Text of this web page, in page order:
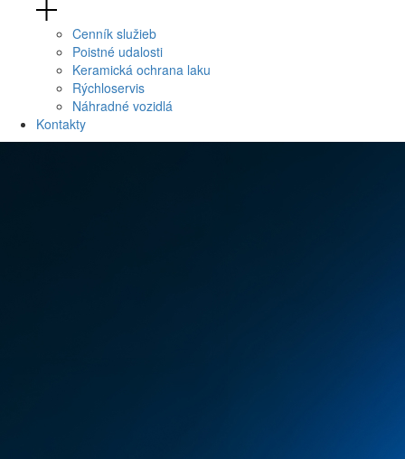
Cenník služieb
Poistné udalosti
Keramická ochrana laku
Rýchloservis
Náhradné vozidlá
Kontakty